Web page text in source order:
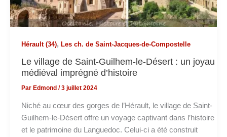
Hérault (34), Les ch. de Saint-Jacques-de-Compostelle
Le village de Saint-Guilhem-le-Désert : un joyau
médiéval imprégné d’histoire
Par Edmond /3 juillet 2024
Niché au cœur des gorges de l’Hérault, le village de Saint-
Guilhem-le-Désert offre un voyage captivant dans l’histoire
et le patrimoine du Languedoc. Celui-ci a été construit